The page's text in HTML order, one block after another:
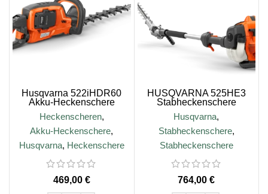
Husqvarna 522iHDR60
Akku-Heckenschere
Heckenscheren,
Akku-Heckenschere,
Husqvarna, Heckenschere
€
HUSQVARNA 525HE3
Stabheckenschere
Husqvarna,
Stabheckenschere,
Stabheckenschere
€